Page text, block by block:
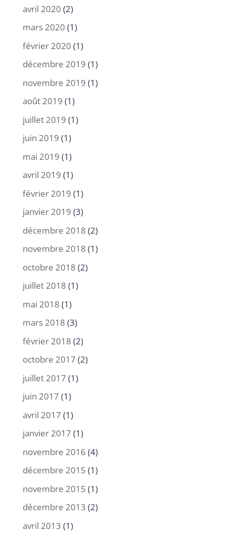
avril 2020 (2)
mars 2020 (1)
février 2020 (1)
décembre 2019 (1)
novembre 2019 (1)
août 2019 (1)
juillet 2019 (1)
juin 2019 (1)
mai 2019 (1)
avril 2019 (1)
février 2019 (1)
janvier 2019 (3)
décembre 2018 (2)
novembre 2018 (1)
octobre 2018 (2)
juillet 2018 (1)
mai 2018 (1)
mars 2018 (3)
février 2018 (2)
octobre 2017 (2)
juillet 2017 (1)
juin 2017 (1)
avril 2017 (1)
janvier 2017 (1)
novembre 2016 (4)
décembre 2015 (1)
novembre 2015 (1)
décembre 2013 (2)
avril 2013 (1)